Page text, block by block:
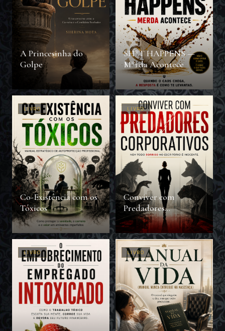
A Princesinha do
Golpe
SH*T HAPPENS —
M*rda Acontece
LIVRO
Co-Existência com os
Tóxicos
LIVRO
Conviver com
Predadores
Corporativos
LIVRO LIVRO